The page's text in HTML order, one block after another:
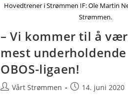
Hovedtrener i Strømmen IF: Ole Martin
Strømmen.
– Vi kommer til å
mest
OBOS-ligaen!
PostVårt Strømmen
Post14. juni 2020